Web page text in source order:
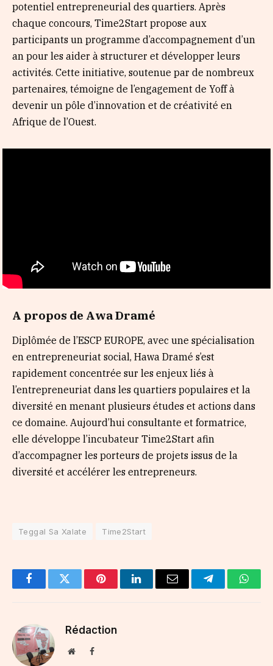
potentiel entrepreneurial des quartiers. Après
chaque concours, Time2Start propose aux
participants un programme d’accompagnement d’un
an pour les aider à structurer et développer leurs
activités. Cette initiative, soutenue par de nombreux
partenaires, témoigne de l’engagement de Yoff à
devenir un pôle d’innovation et de créativité en
Afrique de l’Ouest.
A propos de Awa Dramé
Diplômée de l’ESCP EUROPE, avec une spécialisation
en entrepreneuriat social, Hawa Dramé s’est
rapidement concentrée sur les enjeux liés à
l’entrepreneuriat dans les quartiers populaires et la
diversité en menant plusieurs études et actions dans
ce domaine. Aujourd’hui consultante et formatrice,
elle développe l’incubateur Time2Start afin
d’accompagner les porteurs de projets issus de la
diversité et accélérer les entrepreneurs.
Teggal Sa Xalate Time2Start
FacebookTwitter PinterestLinkedInEmail Telegram
Rédaction
WebsiteFacebook